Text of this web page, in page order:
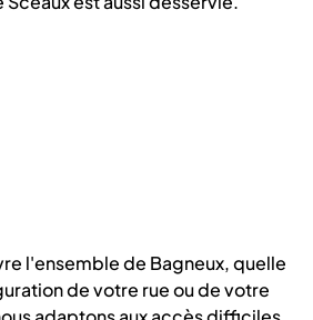
l'ensemble de Bagneux, quelle
de votre rue ou de votre